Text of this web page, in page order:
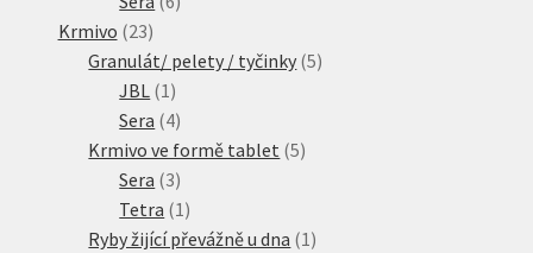
Krmivo 2323
produktů
Granulát/ pelety / tyčinky 55
JBL 1 1
produkt
Sera 44
produkty
Krmivo ve formě tablet 55
Sera 33
produkty
Tetra 1 1
produkt
Ryby žijící převážně u dna 1 1